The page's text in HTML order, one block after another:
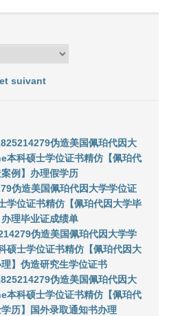
suivant
伪造美国佩珀代因大
本科硕士学位证书精仿【佩珀代
例】办理假学历
伪造美国佩珀代因大学学位证
学位证书精仿【佩珀代因大学毕
理毕业证成绩单
伪造美国佩珀代因大学学
硕士学位证书精仿【佩珀代因大
】伪造研究生学位证书
伪造美国佩珀代因大
本科硕士学位证书精仿【佩珀代
历】国外录取通知书办理